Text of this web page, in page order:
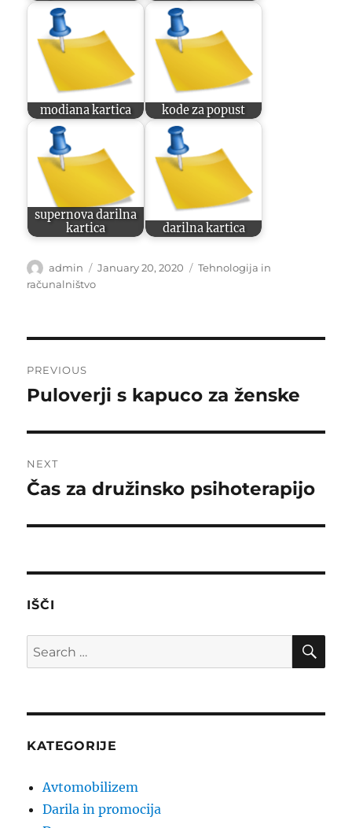
modiana kartica kode za popust
supernova darilna
kartica
darilna kartica
Author
admin
Posted
January 20, 2020 Categories
Tehnologija in
računalništvo
navigation
PREVIOUS
Previous
Puloverji s kapuco za ženske
NEXT
Next
Čas za družinsko psihoterapijo
IŠČI
Search
for:
KATEGORIJE
Avtomobilizem
Darila in promocija